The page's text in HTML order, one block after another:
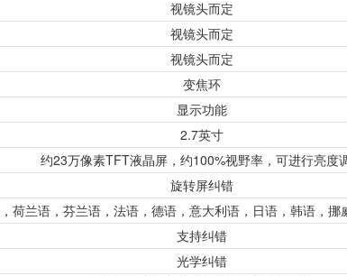
视镜头而定
视镜头而定
视镜头而定
变焦环
显示功能
2.7英寸
约23万像素TFT液晶屏，约100%视野率，可进行亮度
旋转屏纠错
荷兰语，芬兰语，法语，德语，意大利语，日语，韩语，
支持纠错
光学纠错